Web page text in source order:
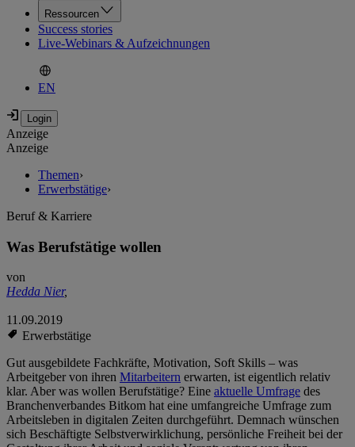
Ressourcen
Success stories
Live-Webinars & Aufzeichnungen
EN
Anzeige
Anzeige
Themen›
Erwerbstätige›
Beruf & Karriere
Was Berufstätige wollen
von
Hedda Nier,
11.09.2019
Erwerbstätige
Gut ausgebildete Fachkräfte, Motivation, Soft Skills – was
Arbeitgeber von ihren Mitarbeitern erwarten, ist eigentlich relativ
klar. Aber was wollen Berufstätige? Eine aktuelle Umfrage des
Branchenverbandes Bitkom hat eine umfangreiche Umfrage zum
Arbeitsleben in digitalen Zeiten durchgeführt. Demnach wünschen
sich Beschäftigte Selbstverwirklichung, persönliche Freiheit bei der